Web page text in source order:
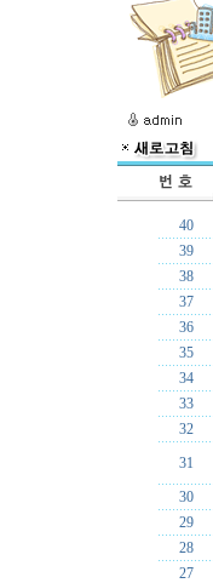
40
39
38
37
36
35
34
33
32
31
30
29
28
27